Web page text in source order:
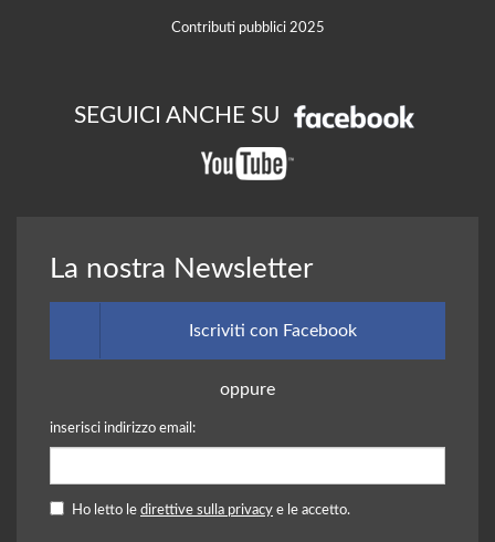
Contributi pubblici 2025
SEGUICI ANCHE SU
La nostra Newsletter
Iscriviti con Facebook
oppure
inserisci indirizzo email:
Ho letto le direttive sulla privacy e le accetto.